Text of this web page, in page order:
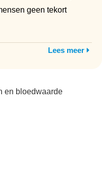
geen tekort
Lees meer